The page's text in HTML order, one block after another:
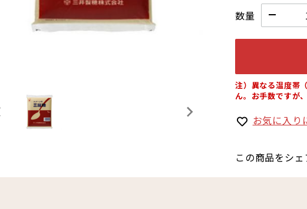
数量
注）異なる温度帯
ん。お手数ですが
お気に入り
この商品をシェ